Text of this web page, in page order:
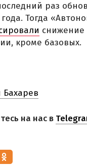
раз
Тогда
снижение
кроме базовых.
Бахарев
на нас в